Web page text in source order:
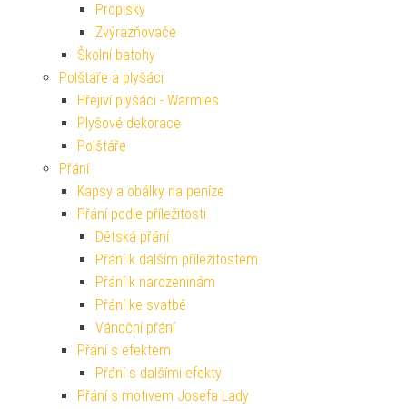
Propisky
Zvýrazňovače
Školní batohy
Polštáře a plyšáci
Hřejiví plyšáci - Warmies
Plyšové dekorace
Polštáře
Přání
Kapsy a obálky na peníze
Přání podle příležitosti
Dětská přání
Přání k dalším příležitostem
Přání k narozeninám
Přání ke svatbě
Vánoční přání
Přání s efektem
Přání s dalšími efekty
Přání s motivem Josefa Lady